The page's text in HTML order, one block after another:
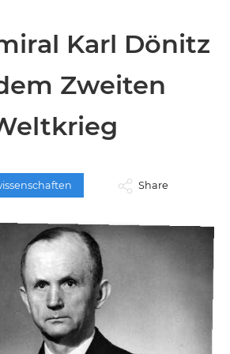
Karl Dönitz
Zweiten
Share